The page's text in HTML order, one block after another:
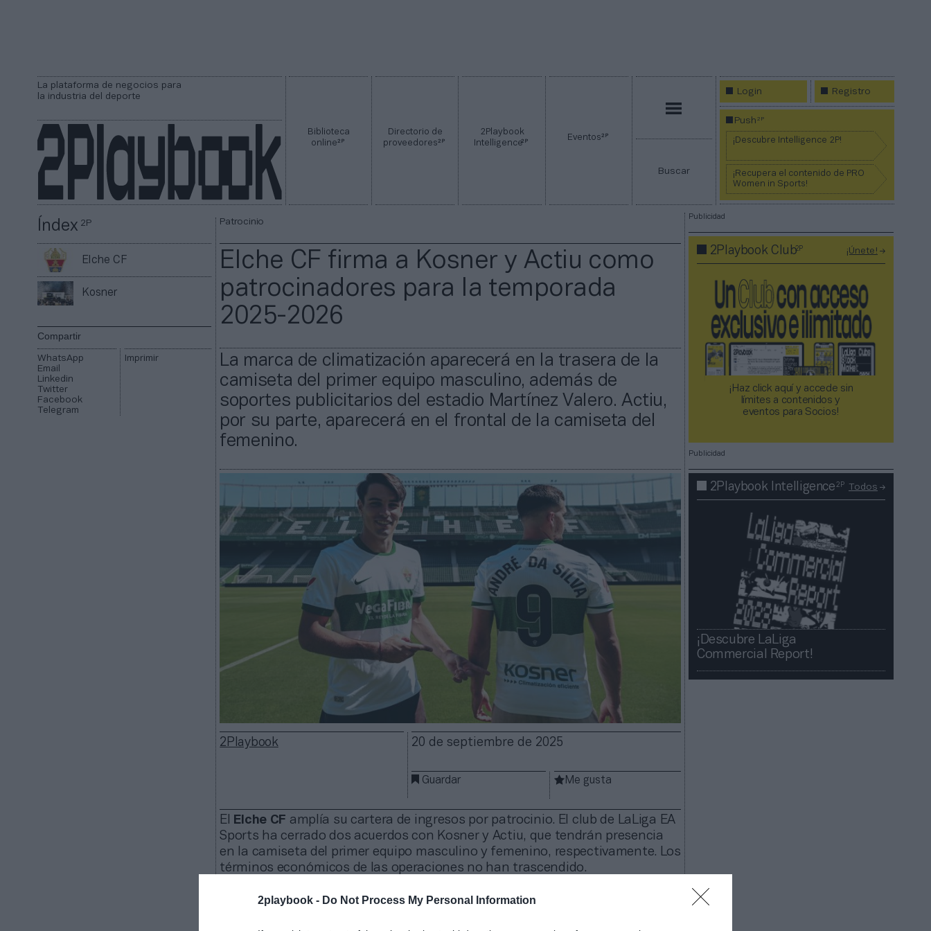
2playbook - Do Not Process My Personal Information
La plataforma de negocios para
la industria del deporte
Biblioteca
online2P
Directorio de
proveedores2P
2Playbook
Intelligence2P Eventos2P
Buscar
Login Registro
Push2P
¡Descubre Intelligence 2P!
¡Recupera el contenido de PRO
Women in Sports!
Índex2P
Elche CF
Kosner
Compartir
WhatsApp
Email
Linkedin
Twitter
Facebook
Telegram
Imprimir
Patrocinio
Elche CF firma a Kosner y Actiu como
patrocinadores para la temporada
2025-2026
La marca de climatización aparecerá en la trasera de la
camiseta del primer equipo masculino, además de
soportes publicitarios del estadio Martínez Valero. Actiu,
por su parte, aparecerá en el frontal de la camiseta del
femenino.
2Playbook 20 de septiembre de 2025
Guardar Me gusta
El Elche CF amplía su cartera de ingresos por patrocinio. El club de LaLiga EA
Sports ha cerrado dos acuerdos con Kosner y Actiu, que tendrán presencia
en la camiseta del primer equipo masculino y femenino, respectivamente. Los
términos económicos de las operaciones no han trascendido.
oficial para latemporada 2025-2026.El acuerdo contempla la
Publicidad
2Playbook Club2P ¡Únete!
¡Haz click aquí y accede sin
límites a contenidos y
eventos para Socios!​​​​​​​
Publicidad
2Playbook Intelligence2P Todos
¡Descubre LaLiga
Commercial Report!​​